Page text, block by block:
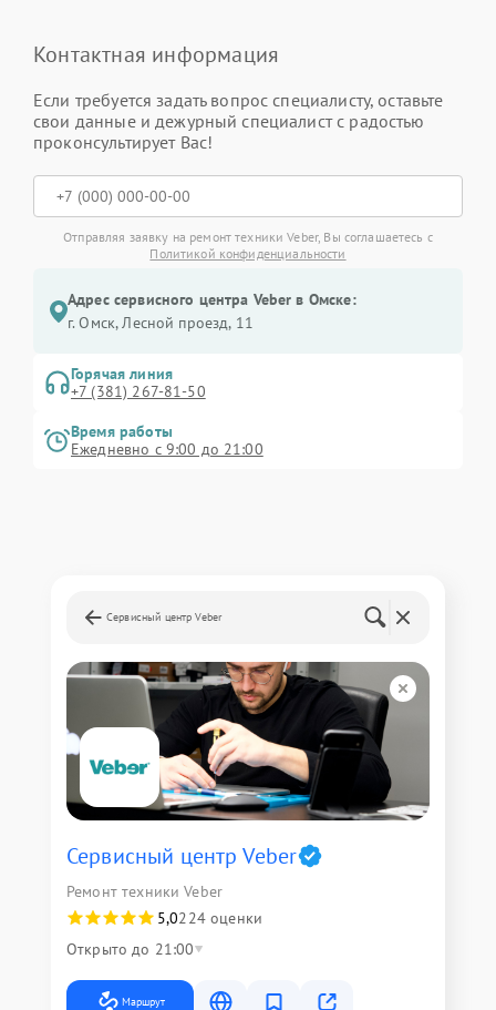
Контактная информация
Если требуется задать вопрос специалисту, оставьте
свои данные и дежурный специалист с радостью
проконсультирует Вас!
Отправляя заявку на ремонт техники Veber, Вы соглашаетесь с
Политикой конфиденциальности
Адрес сервисного центра Veber в Омске:
г. Омск, ​Лесной проезд, 11
Горячая линия
+7 (381) 267-81-50
Время работы
Ежедневно с 9:00 до 21:00
Сервисный центр Veber
Сервисный центр Veber
Ремонт техники Veber
5,0224 оценки
Открыто до 21:00
Маршрут